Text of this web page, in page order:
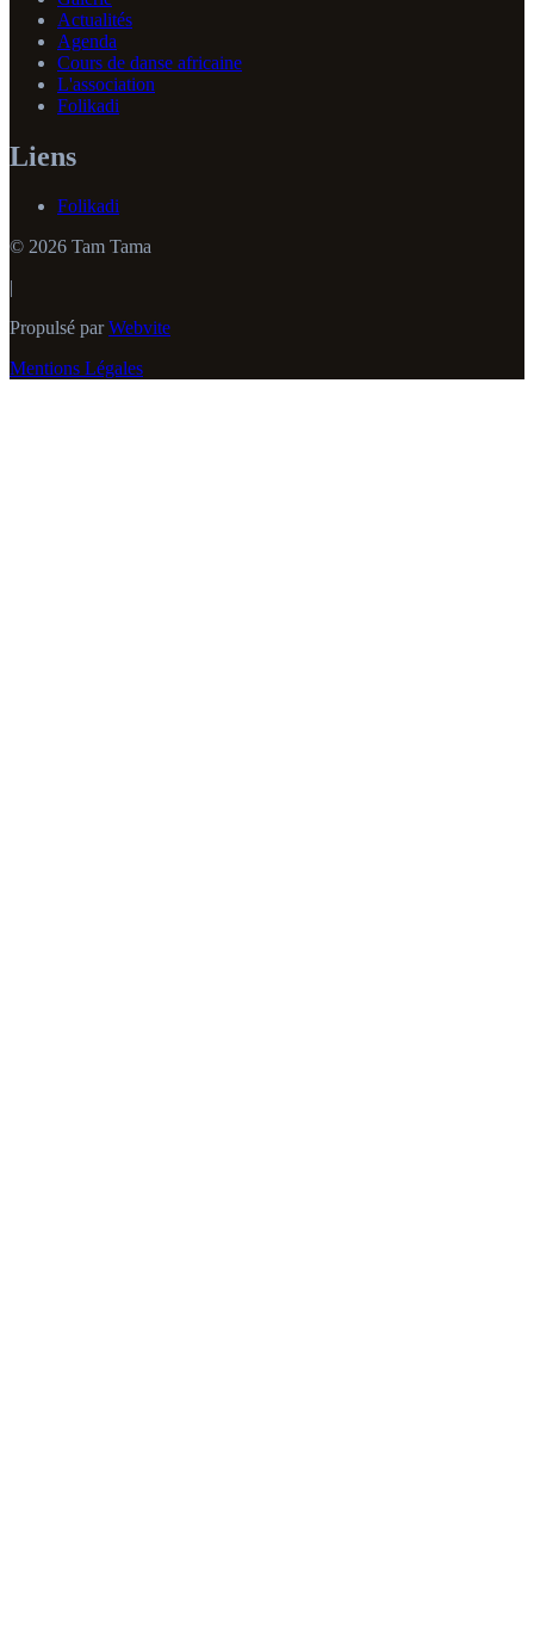
Actualités
Agenda
Cours de danse africaine
L'association
Folikadi
Liens
Folikadi
© 2026 Tam Tama
|
Propulsé parWebvite
Mentions Légales